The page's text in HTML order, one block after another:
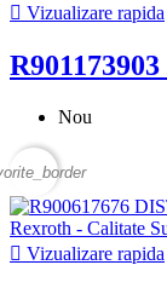
 Vizualizare rapida
Nou
 Vizualizare rapida